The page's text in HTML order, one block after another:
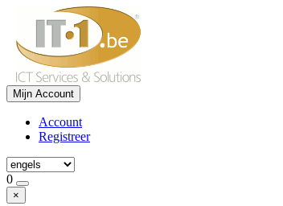
Mijn Account
Account
Registreer
0
×